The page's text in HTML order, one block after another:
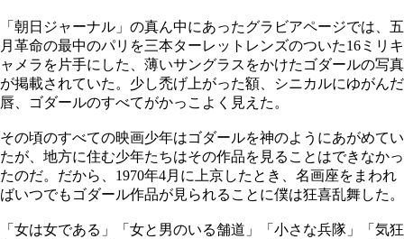
「朝日ジャーナル」の真ん中にあったグラビアページでは、五
月革命の最中のパリを三本ターレットレンズのついた16ミリキ
ャメラを片手にした、薄いサングラスをかけたゴダールの写真
が掲載されていた。少し禿げ上がった額、シニカルにゆがんだ
唇、ゴダールのすべてがかっこよく見えた。
その頃のすべての映画少年はゴダールを神のようにあがめてい
たが、地方に住む少年たちはその作品を見ることはできなかっ
たのだ。だから、1970年4月に上京したとき、名画座をまわれ
ばいつでもゴダール作品が見られることに僕は狂喜乱舞した。
「女は女である」「女と男のいる舗道」「小さな兵隊」「気狂